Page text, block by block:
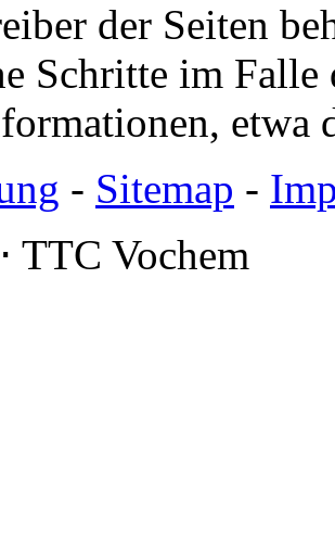
der Seiten
Schritte im Falle
etwa
- Sitemap -
TTC Vochem